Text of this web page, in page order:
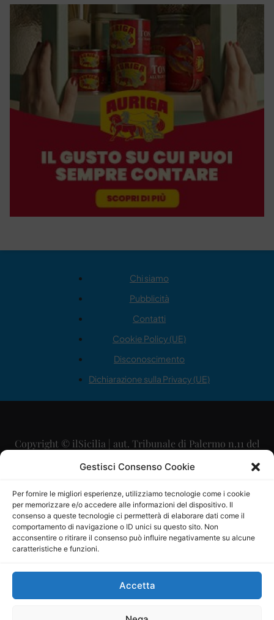
Gestisci Consenso Cookie
Per fornire le migliori esperienze, utilizziamo tecnologie come i cookie
per memorizzare e/o accedere alle informazioni del dispositivo. Il
consenso a queste tecnologie ci permetterà di elaborare dati come il
comportamento di navigazione o ID unici su questo sito. Non
acconsentire o ritirare il consenso può influire negativamente su alcune
caratteristiche e funzioni.
Accetta
Chi siamo
Pubblicità
Contatti
Cookie Policy (UE)
Disconoscimento
Dichiarazione sulla Privacy (UE)
Copyright © ilSicilia | aut. Tribunale di Palermo n.11 del
29/09/2015
Direttore Editoriale: Maurizio Scaglione
Direttore Responsabile: Maria Calabrese
P.IVA: 06334930820
Mercurio Comunicazione Società Cooperativa a r.l. è
iscritta al Registro degli Operatori di Comunicazione al